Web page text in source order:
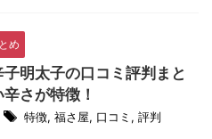
め
明太子の口コミ評判まと
さが特徴！
特徴, 福さ屋, 口コミ , 評判